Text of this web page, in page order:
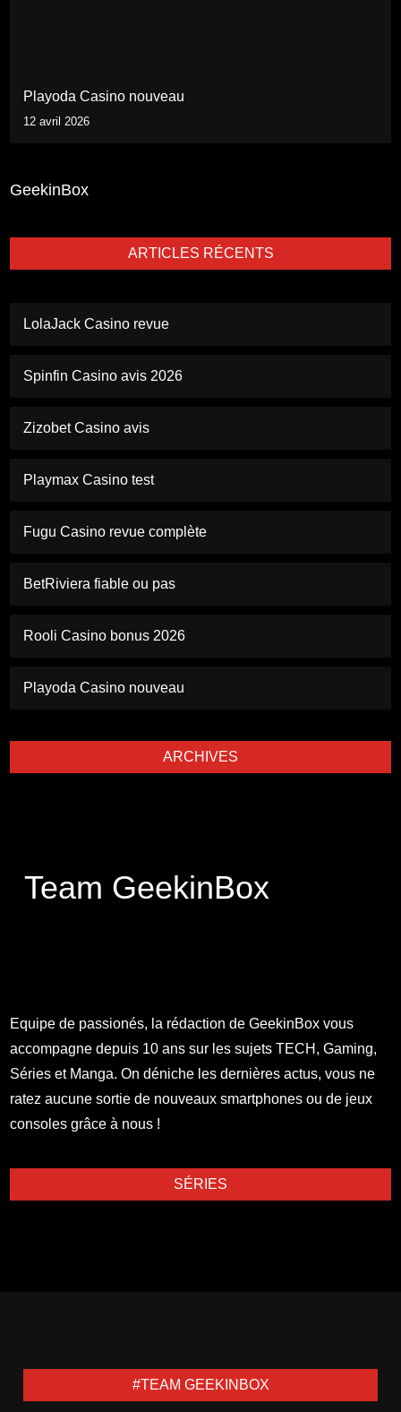
Playoda Casino nouveau
12 avril 2026
GeekinBox
ARTICLES RÉCENTS
LolaJack Casino revue
Spinfin Casino avis 2026
Zizobet Casino avis
Playmax Casino test
Fugu Casino revue complète
BetRiviera fiable ou pas
Rooli Casino bonus 2026
Playoda Casino nouveau
ARCHIVES
Team GeekinBox
Equipe de passionés, la rédaction de GeekinBox vous
accompagne depuis 10 ans sur les sujets TECH, Gaming,
Séries et Manga. On déniche les dernières actus, vous ne
ratez aucune sortie de nouveaux smartphones ou de jeux
consoles grâce à nous !
SÉRIES
#TEAM GEEKINBOX